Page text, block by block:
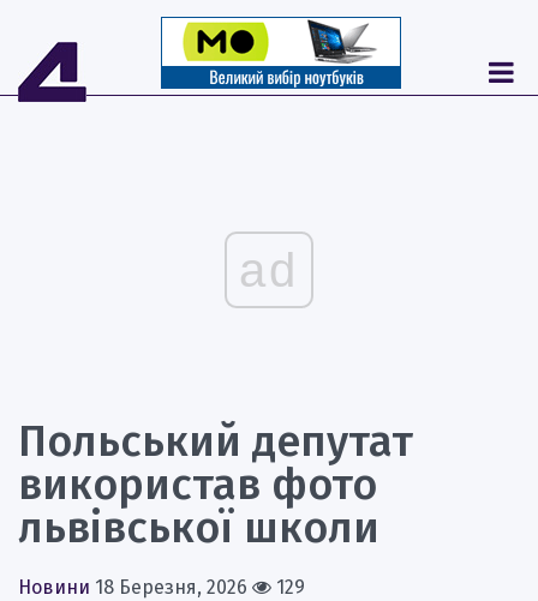
ad
Польський депутат
використав фото
львівської школи
Новини 18 Березня, 2026
129